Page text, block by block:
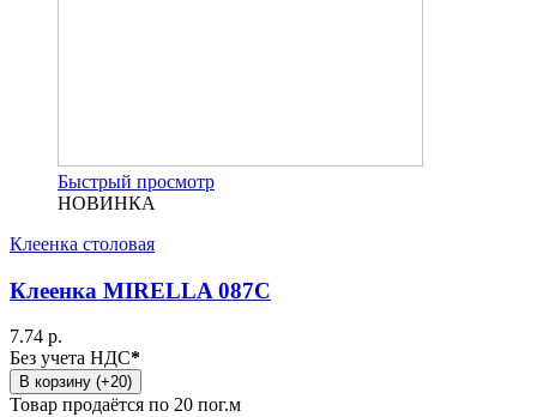
Быстрый просмотр
НОВИНКА
Клеенка столовая
Клеенка MIRELLA 087C
7.74 р.
Без учета НДС*
В корзину (+20)
Товар продаётся по 20 пог.м